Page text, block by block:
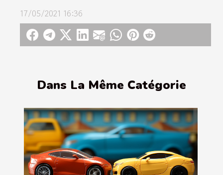
Dans La Même Catégorie
17/05/2021 16:36